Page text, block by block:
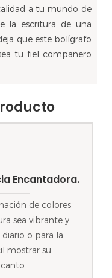
a tu mundo de
la escritura de una
que este bolígrafo
tu fiel compañero
Encantadora.
de colores
sea vibrante y
diario o para la
mostrar su